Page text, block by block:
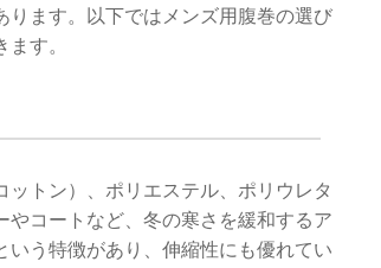
ります。以下ではメンズ用腹巻の選び
す。
トン）、ポリエステル、ポリウレタ
やコートなど、冬の寒さを緩和するア
う特徴があり、伸縮性にも優れてい